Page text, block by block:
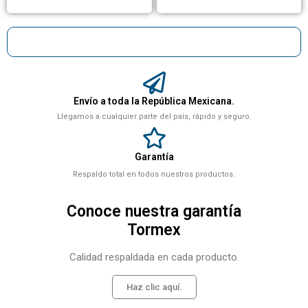
Envío a toda la República Mexicana.
Llegamos a cualquier parte del país, rápido y seguro.
Garantía
Respaldo total en todos nuestros productos.
Conoce nuestra garantía
Tormex
Calidad respaldada en cada producto.
Haz clic aquí.